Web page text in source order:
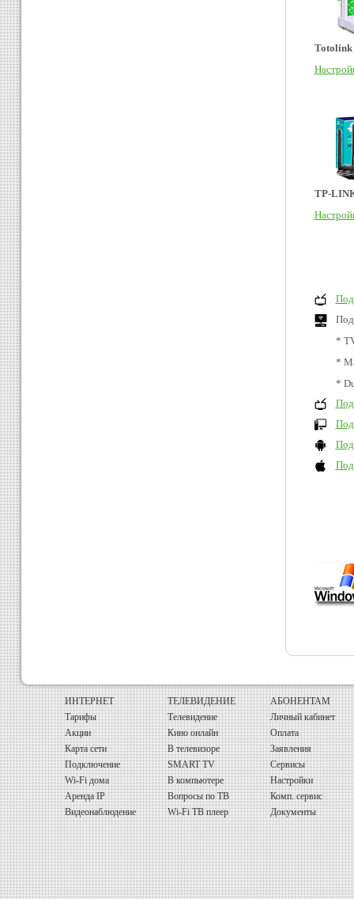
Totolink
TP-
*
*
*
ИНТЕРНЕТ ТЕЛЕВИДЕНИЕ
АБОНЕНТАМ
Тарифы
Телевидение
Личный кабинет
Акции
Кино онлайн
Оплата
Карта сети
В телевизоре
Заявления
Подключение
SMART TV
Сервисы
Wi-Fi дома
В компьютере
Настройки
Аренда IP
Вопросы по ТВ
Комп. сервис
Видеонаблюдение
Wi-Fi ТВ плеер Документы